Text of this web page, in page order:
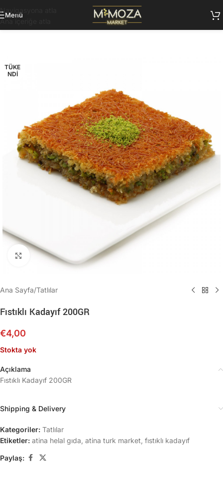
Navigasyona atla
Ana içeriğe atla
Menü
TÜKE
NDI
Büyütmek için tıklayın
Ana Sayfa/Tatlılar
Fıstıklı Kadayıf 200GR
€4,00
Stokta yok
Açıklama
Fıstıklı Kadayıf 200GR
Shipping & Delivery
Kategoriler: Tatlılar
Etiketler: atina helal gıda atina turk market fıstıklı kadayıf
Paylaş: